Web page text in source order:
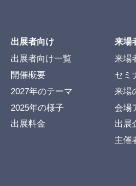
出展者向け
出展者向け一覧
開催概要
2027年のテーマ
2025年の様子
出展料金
来場
来場
セミ
来場
会場
出展
主催